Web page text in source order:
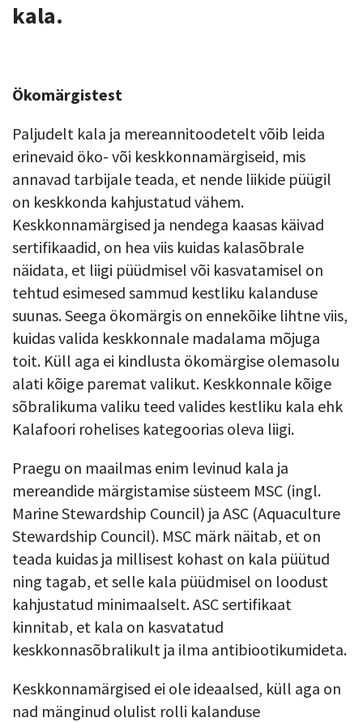
kala.
Ökomärgistest
Paljudelt kala ja mereannitoodetelt võib leida
erinevaid öko- või keskkonnamärgiseid, mis
annavad tarbijale teada, et nende liikide püügil
on keskkonda kahjustatud vähem.
Keskkonnamärgised ja nendega kaasas käivad
sertifikaadid, on hea viis kuidas kalasõbrale
näidata, et liigi püüdmisel või kasvatamisel on
tehtud esimesed sammud kestliku kalanduse
suunas. Seega ökomärgis on ennekõike lihtne viis,
kuidas valida keskkonnale madalama mõjuga
toit. Küll aga ei kindlusta ökomärgise olemasolu
alati kõige paremat valikut. Keskkonnale kõige
sõbralikuma valiku teed valides kestliku kala ehk
Kalafoori rohelises kategoorias oleva liigi.
Praegu on maailmas enim levinud kala ja
mereandide märgistamise süsteem MSC (ingl.
Marine Stewardship Council) ja ASC (Aquaculture
Stewardship Council). MSC märk näitab, et on
teada kuidas ja millisest kohast on kala püütud
ning tagab, et selle kala püüdmisel on loodust
kahjustatud minimaalselt. ASC sertifikaat
kinnitab, et kala on kasvatatud
keskkonnasõbralikult ja ilma antibiootikumideta.
Keskkonnamärgised ei ole ideaalsed, küll aga on
nad mänginud olulist rolli kalanduse